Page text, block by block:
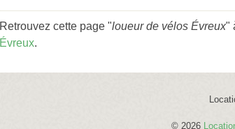
Retrouvez cette page "loueur de vélos Évreux"
Évreux.
© 2026